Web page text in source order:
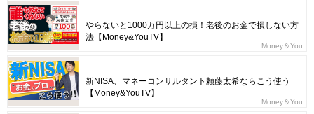
やらないと1000万円以上の損！老後のお金で損しない方
法【Money&YouTV】
Money＆You
新NISA、マネーコンサルタント頼藤太希ならこう使う
【Money&YouTV】
Money＆You